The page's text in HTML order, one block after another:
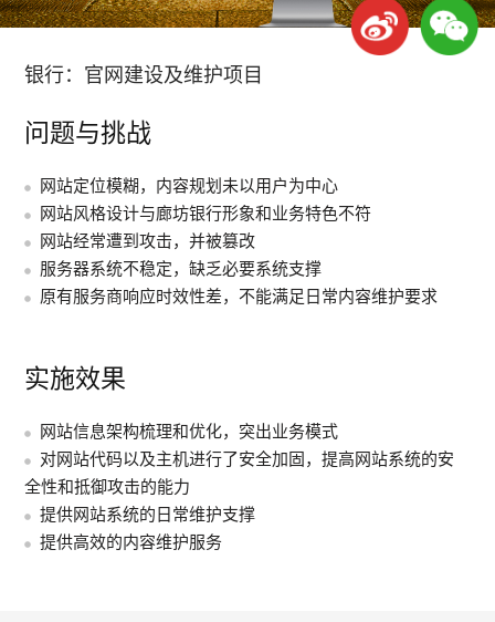
银行：官网建设及维护项目
问题与挑战
网站定位模糊，内容规划未以用户为中心
网站风格设计与廊坊银行形象和业务特色不符
网站经常遭到攻击，并被篡改
服务器系统不稳定，缺乏必要系统支撑
原有服务商响应时效性差，不能满足日常内容维护要求
实施效果
网站信息架构梳理和优化，突出业务模式
对网站代码以及主机进行了安全加固，提高网站系统的安
全性和抵御攻击的能力
提供网站系统的日常维护支撑
提供高效的内容维护服务